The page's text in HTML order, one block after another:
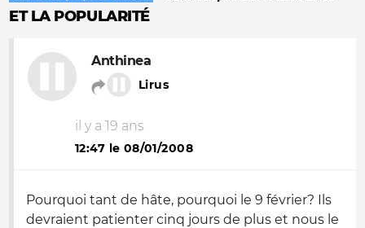
ET LA POPULARITÉ
Anthinea
Lirus
il y a 19 ans
12:47 le 08/01/2008
Pourquoi tant de hâte, pourquoi le 9 février? Ils
devraient patienter cinq jours de plus et nous le